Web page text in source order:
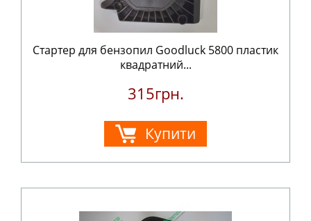
Стартер для бензопил Goodluck 5800 пластик
квадратний...
315грн.
Купити